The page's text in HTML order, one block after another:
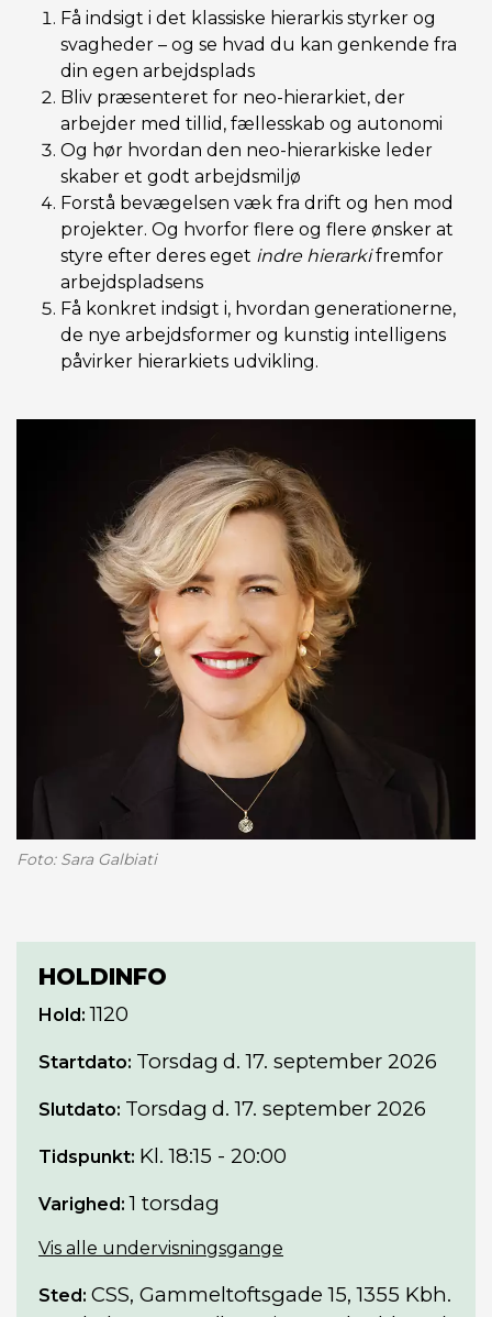
Få indsigt i det klassiske hierarkis styrker og
svagheder – og se hvad du kan genkende fra
din egen arbejdsplads
Bliv præsenteret for neo-hierarkiet, der
arbejder med tillid, fællesskab og autonomi
Og hør hvordan den neo-hierarkiske leder
skaber et godt arbejdsmiljø
Forstå bevægelsen væk fra drift og hen mod
projekter. Og hvorfor flere og flere ønsker at
styre efter deres eget indre hierarkifremfor
arbejdspladsens
Få konkret indsigt i, hvordan generationerne,
de nye arbejdsformer og kunstig intelligens
påvirker hierarkiets udvikling.
Foto: Sara Galbiati
HOLDINFO
Hold: 1120
Startdato: Torsdag d. 17. september 2026
Slutdato: Torsdag d. 17. september 2026
Tidspunkt: Kl. 18:15 - 20:00
Varighed: 1 torsdag
Vis alle undervisningsgange
Sted: CSS, Gammeltoftsgade 15, 1355 Kbh.